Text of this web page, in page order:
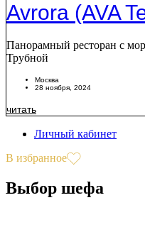
Avrora (AVA
Панорамный ресторан с
Трубной
Москва
28 ноября, 2024
читать
Личный кабинет
В избранное
Выбор шефа